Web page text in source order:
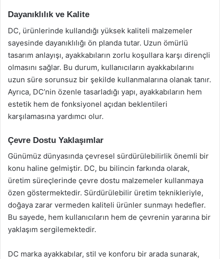
Dayanıklılık ve Kalite
DC, ürünlerinde kullandığı yüksek kaliteli malzemeler
sayesinde dayanıklılığı ön planda tutar. Uzun ömürlü
tasarım anlayışı, ayakkabıların zorlu koşullara karşı dirençli
olmasını sağlar. Bu durum, kullanıcıların ayakkabılarını
uzun süre sorunsuz bir şekilde kullanmalarına olanak tanır.
Ayrıca, DC’nin özenle tasarladığı yapı, ayakkabıların hem
estetik hem de fonksiyonel açıdan beklentileri
karşılamasına yardımcı olur.
Çevre Dostu Yaklaşımlar
Günümüz dünyasında çevresel sürdürülebilirlik önemli bir
konu haline gelmiştir. DC, bu bilincin farkında olarak,
üretim süreçlerinde çevre dostu malzemeler kullanmaya
özen göstermektedir. Sürdürülebilir üretim teknikleriyle,
doğaya zarar vermeden kaliteli ürünler sunmayı hedefler.
Bu sayede, hem kullanıcıların hem de çevrenin yararına bir
yaklaşım sergilemektedir.
DC marka ayakkabılar, stil ve konforu bir arada sunarak,